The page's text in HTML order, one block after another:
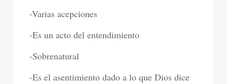
-Varias acepciones
-Es un acto del entendimiento
-Sobrenatural
-Es el asentimiento dado a lo que Dios dice